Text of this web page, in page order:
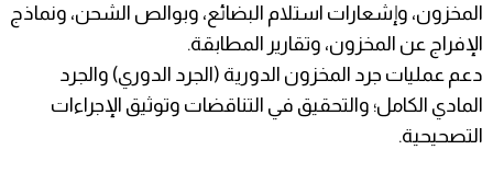
المخزون، وإشعارات استلام البضائع، وبوالص الشحن، ونماذج
الإفراج عن المخزون، وتقارير المطابقة.
دعم عمليات جرد المخزون الدورية (الجرد الدوري) والجرد
المادي الكامل؛ والتحقيق في التناقضات وتوثيق الإجراءات
التصحيحية.